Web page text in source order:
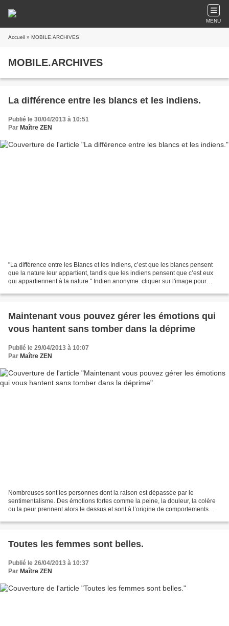
MENU
Accueil » MOBILE.ARCHIVES
MOBILE.ARCHIVES
La différence entre les blancs et les indiens.
Publié le 30/04/2013 à 10:51
Par Maître ZEN
"La différence entre les Blancs et les Indiens, c’est que les blancs pensent
que la nature leur appartient, tandis que les indiens pensent que c’est eux
qui appartiennent à la nature." Indien anonyme. cliquer sur l'image pour
Maintenant vous pouvez gérer les émotions qui
vous hantent sans tomber dans la déprime
Publié le 29/04/2013 à 10:07
Par Maître ZEN
Nombreuses sont les personnes dont la raison est dépassée par le
sentimentalisme. Des émotions fortes comme la peine, la douleur, la colère
ou la peur prennent alors le dessus et sont à l’origine de comportements
Toutes les femmes sont belles.
Publié le 26/04/2013 à 10:37
Par Maître ZEN